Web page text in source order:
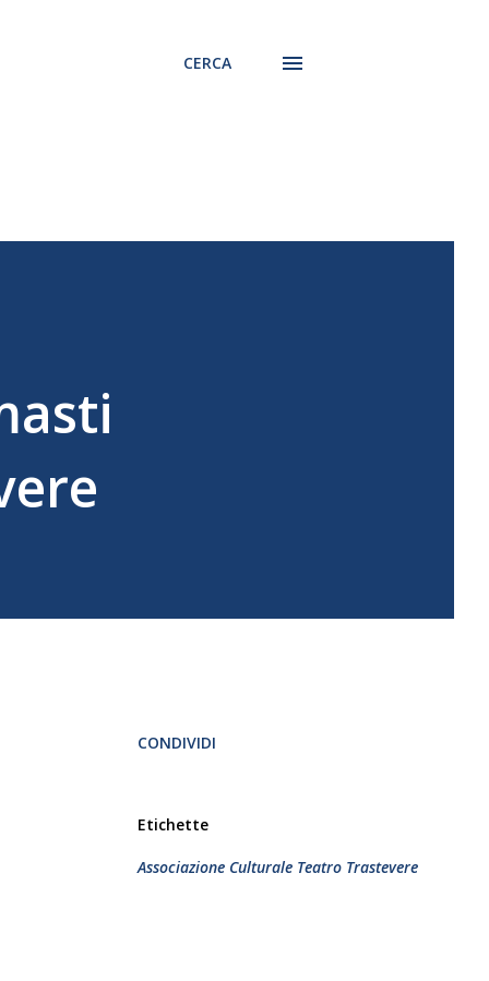
CERCA
CONDIVIDI
Etichette
Associazione Culturale Teatro Trastevere